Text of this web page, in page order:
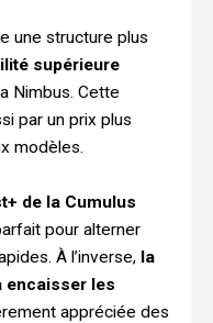
une structure plus
supérieure
Nimbus. Cette
par un prix plus
modèles.
de la Cumulus
pour alterner
À l’inverse, la
encaisser les
appréciée des